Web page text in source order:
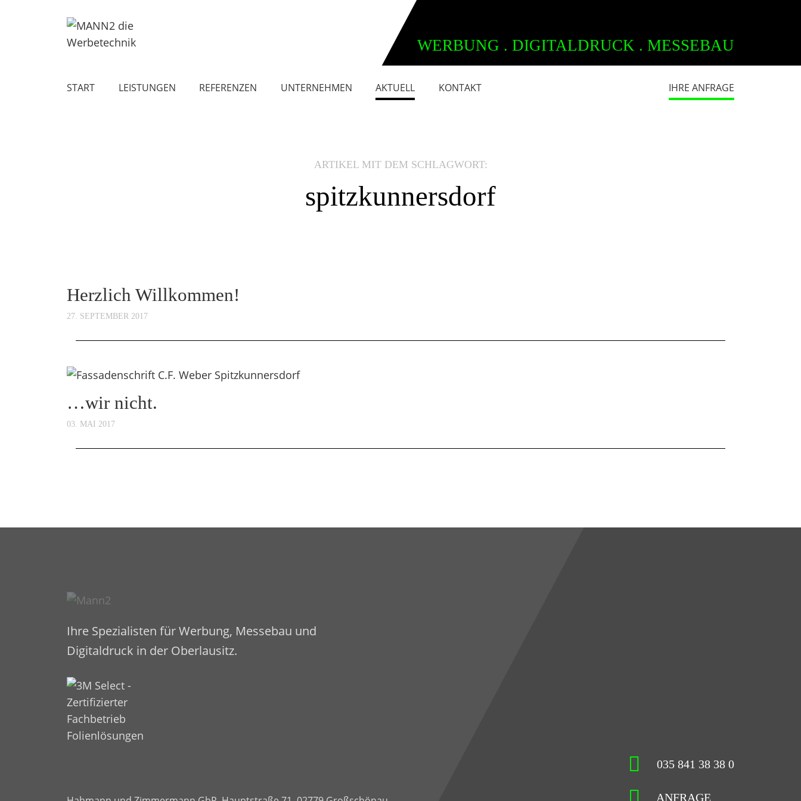
WERBUNG . DIGITALDRUCK . MESSEBAU
START LEISTUNGEN REFERENZEN UNTERNEHMEN AKTUELL KONTAKT IHRE ANFRAGE
ARTIKEL MIT DEM SCHLAGWORT:
spitzkunnersdorf
Herzlich Willkommen!
27. SEPTEMBER 2017
…wir nicht.
03. MAI 2017
Ihre Spezialisten für Werbung, Messebau und
Digitaldruck in der Oberlausitz.
035 841 38 38 0
ANFRAGE